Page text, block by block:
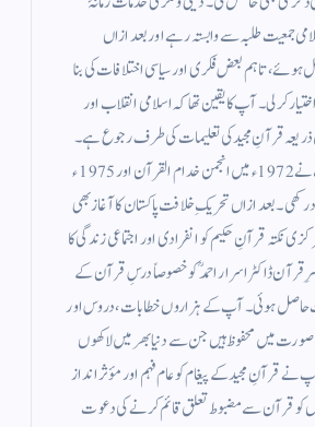
جمعیت طلبہ سے وابستہ رہے اور بعد ازاں
تاہم بعض فکری اور سیاسی اختلافات کی بنا
کر لی۔ آپ کا یقین تھا کہ اسلامی انقلاب اور
قرآنِ مجید کی تعلیمات کی طرف رجوع ہے۔
اسی مقصد کے لیے آپ نے 1972ء میں انجمن خدام القرآن اور 1975ء
رکھی۔ بعد ازاں تحریکِ خلافت پاکستان کا آغاز بھی
نکتہ قرآنِ حکیم کو انفرادی اور اجتماعی زندگی کا
قرآن ڈاکٹر اسرار احمدؒ کو خصوصاً درسِ قرآن کے
حاصل ہوئی۔ آپ کے ہزاروں خطابات، دروس اور
صورت میں محفوظ ہیں جن سے دنیا بھر میں لاکھوں
قرآنِ مجید کے پیغام کو عام فہم اور مؤثر انداز
کو قرآن سے مضبوط تعلق قائم کرنے کی دعوت